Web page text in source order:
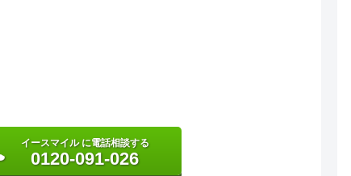
イースマイル に電話相談する
0120-091-026